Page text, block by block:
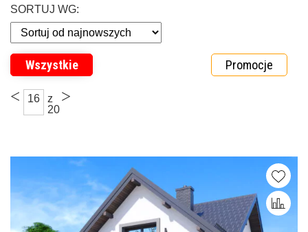
SORTUJ WG:
Wszystkie Promocje
< 16
z
20
>